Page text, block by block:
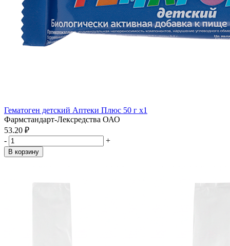
Гематоген детский Аптеки Плюс 50 г x1
Фармстандарт-Лексредства ОАО
53.20 ₽
-
+
В корзину